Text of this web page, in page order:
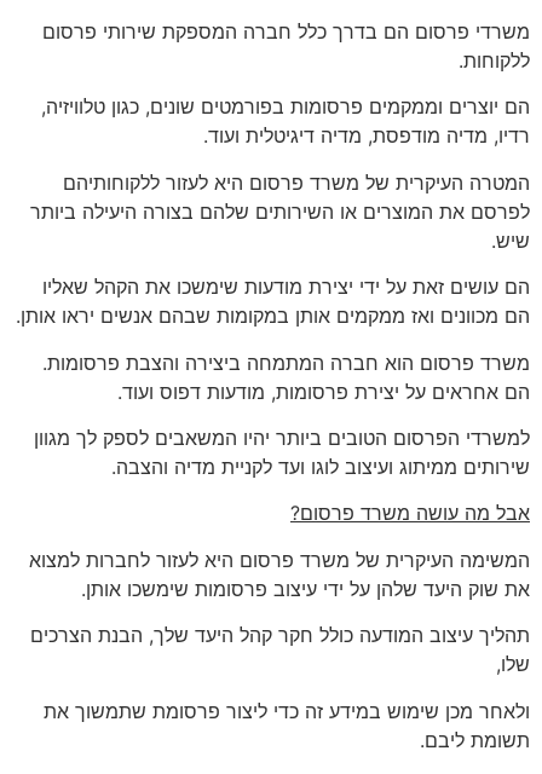
משרדי פרסום הם בדרך כלל חברה המספקת שירותי פרסום
ללקוחות.
הם יוצרים וממקמים פרסומות בפורמטים שונים, כגון טלוויזיה,
רדיו, מדיה מודפסת, מדיה דיגיטלית ועוד.
המטרה העיקרית של משרד פרסום היא לעזור ללקוחותיהם
לפרסם את המוצרים או השירותים שלהם בצורה היעילה ביותר
שיש.
הם עושים זאת על ידי יצירת מודעות שימשכו את הקהל שאליו
הם מכוונים ואז ממקמים אותן במקומות שבהם אנשים יראו אותן.
משרד פרסום הוא חברה המתמחה ביצירה והצבת פרסומות.
הם אחראים על יצירת פרסומות, מודעות דפוס ועוד.
למשרדי הפרסום הטובים ביותר יהיו המשאבים לספק לך מגוון
שירותים ממיתוג ועיצוב לוגו ועד לקניית מדיה והצבה.
אבל מה עושה משרד פרסום?
המשימה העיקרית של משרד פרסום היא לעזור לחברות למצוא
את שוק היעד שלהן על ידי עיצוב פרסומות שימשכו אותן.
תהליך עיצוב המודעה כולל חקר קהל היעד שלך, הבנת הצרכים
שלו,
ולאחר מכן שימוש במידע זה כדי ליצור פרסומת שתמשוך את
תשומת ליבם.